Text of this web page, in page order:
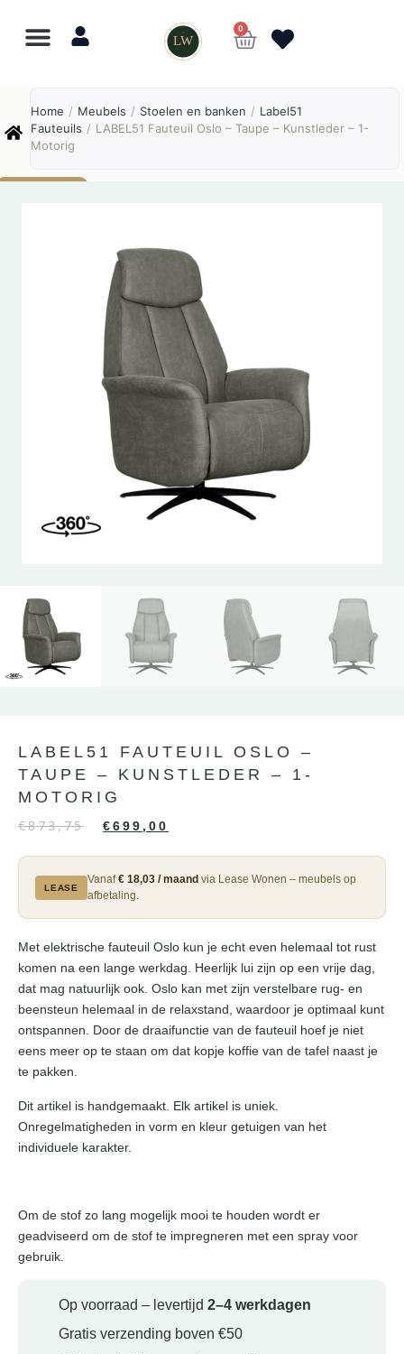
LW
0
Home / Meubels / Stoelen en banken / Label51
Fauteuils / LABEL51 Fauteuil Oslo – Taupe – Kunstleder – 1-
Motorig
LABEL51 FAUTEUIL OSLO –
TAUPE – KUNSTLEDER – 1-
MOTORIG
€873,75 €699,00
LEASE
Vanaf€ 18,03 / maand via Lease Wonen – meubels op
afbetaling.
Met elektrische fauteuil Oslo kun je echt even helemaal tot rust
komen na een lange werkdag. Heerlijk lui zijn op een vrije dag,
dat mag natuurlijk ook. Oslo kan met zijn verstelbare rug- en
beensteun helemaal in de relaxstand, waardoor je optimaal kunt
ontspannen. Door de draaifunctie van de fauteuil hoef je niet
eens meer op te staan om dat kopje koffie van de tafel naast je
te pakken.
Dit artikel is handgemaakt. Elk artikel is uniek.
Onregelmatigheden in vorm en kleur getuigen van het
individuele karakter.
Om de stof zo lang mogelijk mooi te houden wordt er
geadviseerd om de stof te impregneren met een spray voor
gebruik.
Op voorraad – levertijd 2–4 werkdagen
Gratis verzending boven €50
Online